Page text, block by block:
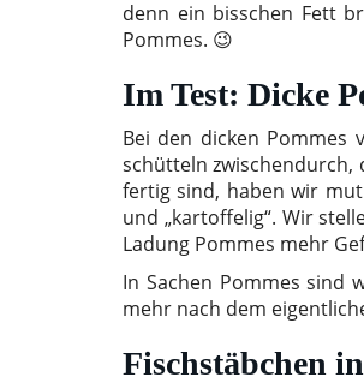
denn ein bisschen Fett
Pommes. 😉
Im Test: Dicke
Bei den dicken Pommes
schütteln zwischendurch,
fertig sind, haben wir
und „kartoffelig“. Wir
Ladung Pommes mehr
In Sachen Pommes sind
mehr nach dem
Fischstäbchen